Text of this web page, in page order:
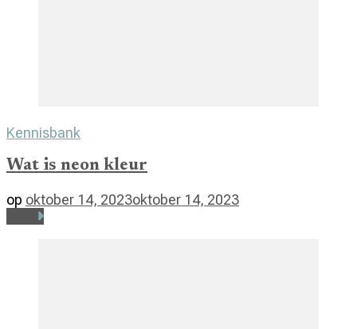
Kennisbank
Wat is neon kleur
op oktober 14, 2023oktober 14, 2023